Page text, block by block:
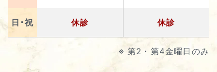
日･祝 休診 休診
※ 第2・第4金曜日のみ